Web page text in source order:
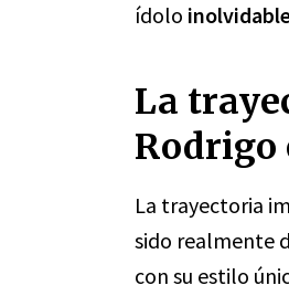
ídolo
La
Rodrigo
La trayectoria
sido realmente
con su estilo